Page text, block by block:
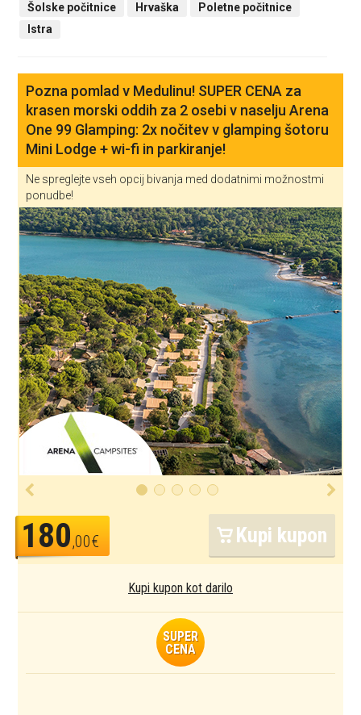
Šolske počitnice
Hrvaška
Poletne počitnice
Istra
Pozna pomlad v Medulinu! SUPER CENA za
krasen morski oddih za 2 osebi v naselju Arena
One 99 Glamping: 2x nočitev v glamping šotoru
Mini Lodge + wi-fi in parkiranje!
Ne spreglejte vseh opcij bivanja med dodatnimi možnostmi
ponudbe!
180,00€ Kupi kupon
Kupi kupon kot darilo
SUPER
CENA